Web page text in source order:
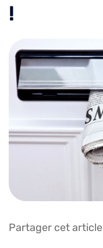
!
Partager cet article